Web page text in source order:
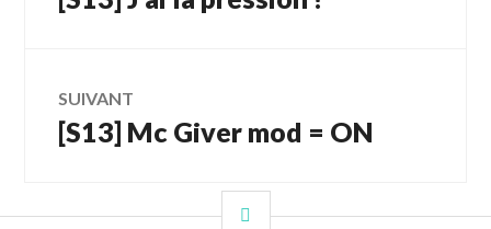
des
précédent :
SUIVANT
Article
Suivant:
[S13] Mc Giver mod = ON